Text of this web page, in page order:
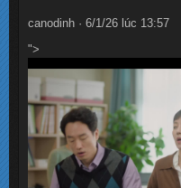
canodinh · 6/1/26 lúc 13:57
">